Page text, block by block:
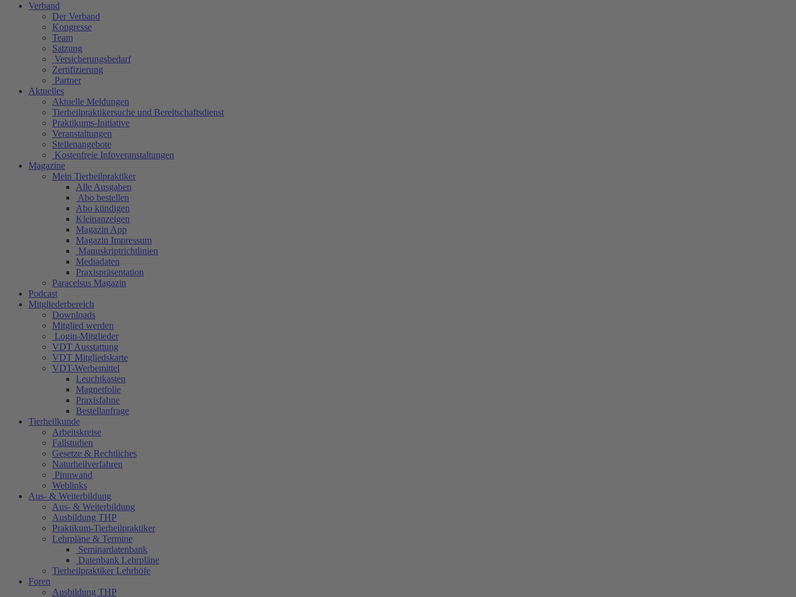
Verband
Der Verband
Kongresse
Team
Satzung
Versicherungsbedarf
Zertifizierung
Partner
Aktuelles
Aktuelle Meldungen
Tierheilpraktikersuche und Bereitschaftsdienst
Praktikums-Initiative
Veranstaltungen
Stellenangebote
Kostenfreie Infoveranstaltungen
Magazine
Mein Tierheilpraktiker
Alle Ausgaben
Abo bestellen
Abo kündigen
Kleinanzeigen
Magazin App
Magazin Impressum
Manuskriptrichtlinien
Mediadaten
Praxispräsentation
Paracelsus Magazin
Podcast
Mitgliederbereich
Downloads
Mitglied werden
Login-Mitglieder
VDT Ausstattung
VDT Mitgliedskarte
VDT-Werbemittel
Leuchtkasten
Magnetfolie
Praxisfahne
Bestellanfrage
Tierheilkunde
Arbeitskreise
Fallstudien
Gesetze & Rechtliches
Naturheilverfahren
Pinnwand
Weblinks
Aus- & Weiterbildung
Aus- & Weiterbildung
Ausbildung THP
Praktikum-Tierheilpraktiker
Lehrpläne & Termine
Seminardatenbank
Datenbank Lehrpläne
Tierheilpraktiker Lehrhöfe
Foren
Ausbildung THP